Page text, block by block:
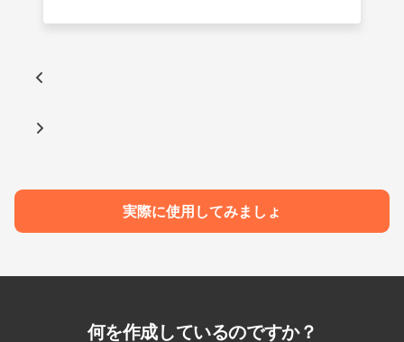
実際に使用してみましょ
何を作成しているのですか？